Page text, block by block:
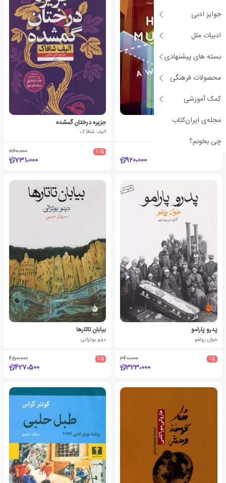
جوایز ادبی
ادبیات ملل
بسته های پیشنهادی
محصولات فرهنگی
کمک آموزشی
مجله‌ی ایران‌کتاب
چی بخونم؟
A Wild Sheep Chase
920،000
جزیره درختان گمشده
الیف شافاک
٪15 860،000
731،000
پدرو پارامو
خوان رولفو
٪5 340،000
323،000
بیابان تاتارها
دینو بوتزاتی
٪5 450،000
427،500